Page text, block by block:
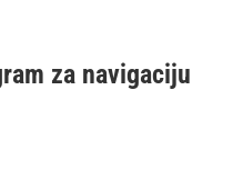
za navigaciju